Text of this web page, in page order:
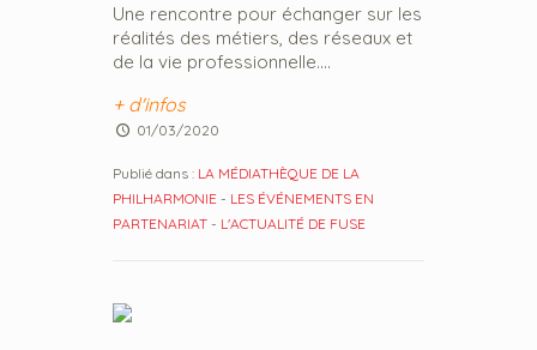
Une rencontre pour échanger sur les
réalités des métiers, des réseaux et
de la vie professionnelle....
+ d'infos
01/03/2020
Publié dans : LA MÉDIATHÈQUE DE LA
PHILHARMONIE - LES ÉVÉNEMENTS EN
PARTENARIAT - L'ACTUALITÉ DE FUSE